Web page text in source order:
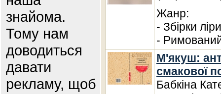
знайома.
Тому нам
доводиться
давати
рекламу, щоб
Жанр:
- Збірки
-
М'якуш:
смакової
Бабкіна